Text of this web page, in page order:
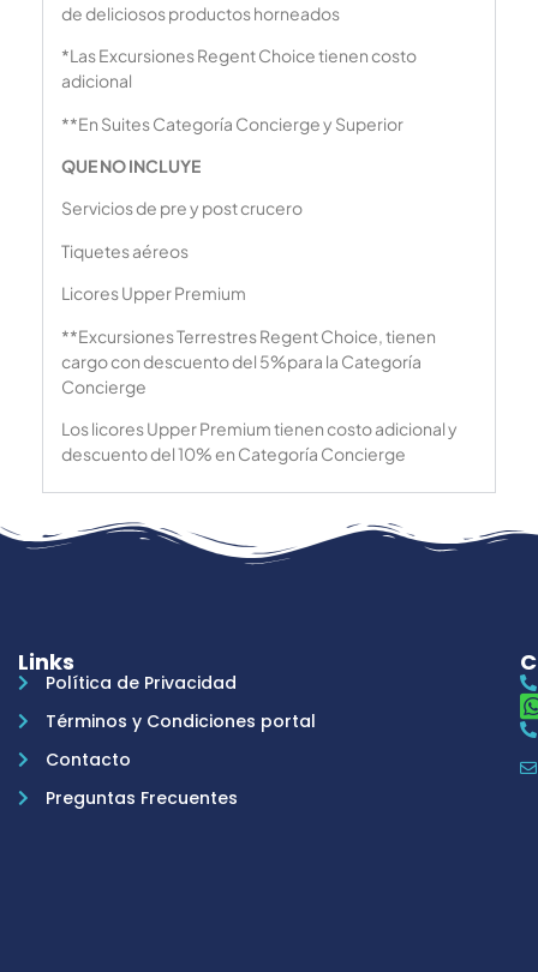
de deliciosos productos horneados
*Las Excursiones Regent Choice tienen costo
adicional
**En Suites Categoría Concierge y Superior
QUE NO INCLUYE
Servicios de pre y post crucero
Tiquetes aéreos
Licores Upper Premium
**Excursiones Terrestres Regent Choice, tienen
cargo con descuento del 5%para la Categoría
Concierge
Los licores Upper Premium tienen costo adicional y
descuento del 10% en Categoría Concierge
Links
Política de Privacidad
Términos y Condiciones portal
Contacto
Preguntas Frecuentes